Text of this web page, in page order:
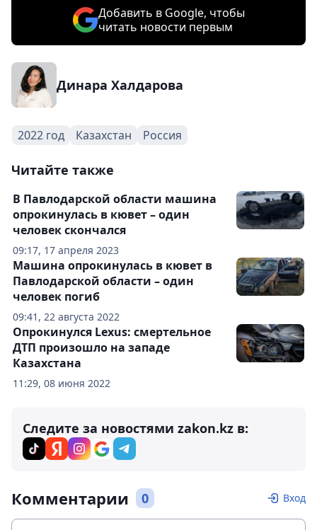
Добавить в Google, чтобы
читать новости первым
Динара Халдарова
2022 год Казахстан Россия
Читайте также
09:17, 17 апреля 2023
В Павлодарской области машина
опрокинулась в кювет – один
человек скончался
09:41, 22 августа 2022
Машина опрокинулась в кювет в
Павлодарской области – один
человек погиб
11:29, 08 июня 2022
Опрокинулся Lexus: смертельное
ДТП произошло на западе
Казахстана
Следите за новостями zakon.kz в:
Комментарии 0 Вход